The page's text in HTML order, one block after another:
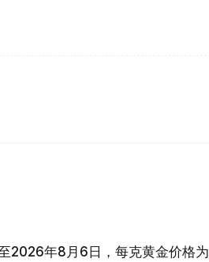
2026年8月6日，每克黄金价格为